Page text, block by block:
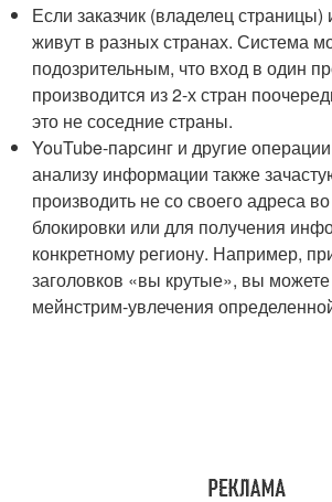
Если заказчик (владелец
живут в разных странах. Система
подозрительным, что вход в один
производится из 2-х стран
это не соседние страны.
YouTube-парсинг и другие
анализу информации также
производить не со своего адреса
блокировки или для получения
конкретному региону. Например,
заголовков «вы крутые», вы можете
мейнстрим-увлечения